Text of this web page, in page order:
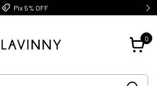
Pix 5% OFF
0